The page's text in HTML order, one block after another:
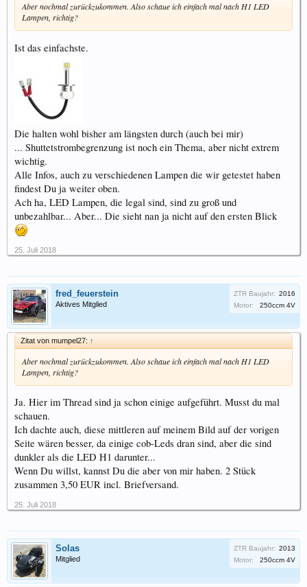
Aber nochmal zurückzukommen. Also schaue ich einfach mal nach H1 LED
Lampen, richtig?
Ist das einfachste.
Die halten wohl bisher am längsten durch (auch bei mir)
... Shuttetstrombegrenzung ist noch ein Thema, aber nicht extrem
wichtig.
Alle Infos, auch zu verschiedenen Lampen die wir getestet haben
findest Du ja weiter oben.
Ach ha, LED Lampen, die legal sind, sind zu groß und
unbezahlbar... Aber... Die sieht nan ja nicht auf den ersten Blick
25. Juli 2018
fred_feuerstein
Aktives Mitglied
ZTR Baujahr: 2016
Motor:
250ccm 4V
Zitat von mumpel27: ↑
Aber nochmal zurückzukommen. Also schaue ich einfach mal nach H1 LED
Lampen, richtig?
Ja. Hier im Thread sind ja schon einige aufgeführt. Musst du mal
schauen.
Ich dachte auch, diese mittleren auf meinem Bild auf der vorigen
Seite wären besser, da einige cob-Leds dran sind, aber die sind
dunkler als die LED H1 darunter...
Wenn Du willst, kannst Du die aber von mir haben. 2 Stück
zusammen 3,50 EUR incl. Briefversand.
25. Juli 2018
Solas
Mitglied
ZTR Baujahr: 2013
Motor:
250ccm 4V